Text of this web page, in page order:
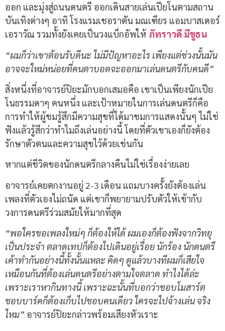
ออก และมุ่งสู่ถนนดนตรี ออกเดินสายเล่นเปียโนตามสถาน
บันเทิงต่างๆ อาทิ โรงแรมเชอราตัน มณเฑียร แอมบาสเดอร์
เอราวัณ รวมทั้งยังเคยเป็นวงแบ็กอัพให้ ภัทราวดี มีชูธน
“ผมก็ว่าเขาต้อนรับดีนะ ไม่มีปัญหาอะไร เพียงแต่ช่วงนั้นมัน
อาจจะใหม่หน่อยที่คนตาบอดจะออกมาเล่นดนตรีกับคนดี”
สิ่งหนึ่งที่อาจารย์ปิยะมักบอกเสมอคือ เขาเป็นเพียงนักเปีย
โนธรรมดาๆ คนหนึ่ง และเป้าหมายในการเล่นดนตรีก็คือ
การทำให้ผู้ชมรู้สึกมีความสุขที่ได้มาชมการแสดงนั้นๆ ไม่ใช่
ฟังแล้วรู้สึกว่าทำไมถึงเล่นอย่างนี้ โดยที่ตัวเขาเองก็ยังต้อง
รักษาตัวตนและความสุขไว้ด้วยเช่นกัน
หากแต่ชีวิตของนักดนตรีกลางคืนไม่ใช่เรื่องง่ายเลย
อาจารย์เคยตกงานอยู่ 2-3 เดือน แถมบางครั้งยังต้องเล่น
เพลงที่ตัวเองไม่ถนัด แต่เขาก็พยายามปรับตัวให้เข้ากับ
วงการดนตรีร่วมสมัยให้มากที่สุด
“พอใครขอเพลงใหม่ๆ ก็ต้องให้ได้ ผมเองก็ต้องฟังจากวิทยุ
เป็นประจำ ตลาดเทปก็ต้องไปเดินอยู่เรื่อย นักร้อง นักดนตรี
เค้าทำกันอย่างนี้ทั้งนั้นแหละ คิดๆ ดูแล้วบางทีผมก็เสียใจ
เหมือนกันที่ต้องเล่นดนตรีอย่างตามใจตลาด ทำไงได้ล่ะ
เพราะเราหากินทางนี้ เพราะฉะนั้นที่บอกว่าชอบโมสาร์ต
ชอบบาร์คก็ต้องเก็บไปชอบคนเดียว ใครจะไปจ้างเล่น จริง
ไหม” อาจารย์ปิยะกล่าวพร้อมเสียงหัวเราะ